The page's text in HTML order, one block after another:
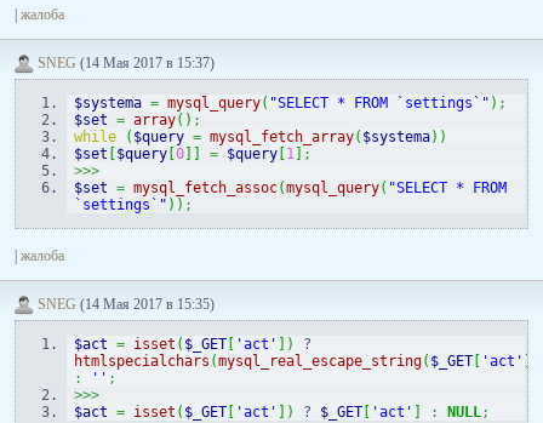
| жалоба
SNEG (14 Мая 2017 в 15:37)
$systema = mysql_query( "SELECT * FROM `settings`" ) ;
$set = array( ) ;
while
( $query = mysql_fetch_array( $systema) )
$set
$query 0 = $query 1
;
>>>
$set = mysql_fetch_assoc(mysql_query( "SELECT * FROM
`settings`" ) ) ;
жалоба
SNEG (14 Мая 2017 в 15:35)
$act = isset ( $_GET 'act' )
htmlspecialchars (mysql_real_escape_string( $_GET 'act' ]
:
'' ;
>>>
$act = isset ( $_GET 'act' ) ? $_GET 'act' : NULL;